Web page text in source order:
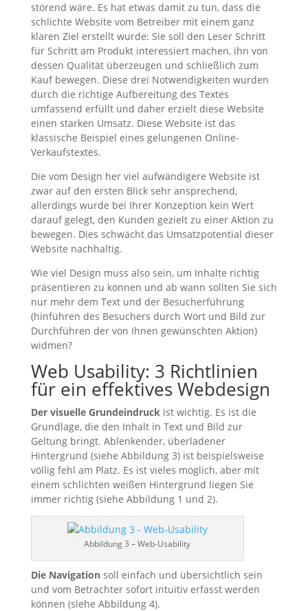
störend wäre. Es hat etwas damit zu tun, dass die
schlichte Website vom Betreiber mit einem ganz
klaren Ziel erstellt wurde: Sie soll den Leser Schritt
für Schritt am Produkt interessiert machen, ihn von
dessen Qualität überzeugen und schließlich zum
Kauf bewegen. Diese drei Notwendigkeiten wurden
durch die richtige Aufbereitung des Textes
umfassend erfüllt und daher erzielt diese Website
einen starken Umsatz. Diese Website ist das
klassische Beispiel eines gelungenen Online-
Verkaufstextes.
Die vom Design her viel aufwändigere Website ist
zwar auf den ersten Blick sehr ansprechend,
allerdings wurde bei Ihrer Konzeption kein Wert
darauf gelegt, den Kunden gezielt zu einer Aktion zu
bewegen. Dies schwächt das Umsatzpotential dieser
Website nachhaltig.
Wie viel Design muss also sein, um Inhalte richtig
präsentieren zu können und ab wann sollten Sie sich
nur mehr dem Text und der Besucherführung
(hinführen des Besuchers durch Wort und Bild zur
Durchführen der von Ihnen gewünschten Aktion)
widmen?
Web Usability: 3 Richtlinien
für ein effektives Webdesign
Der visuelle Grundeindruckist wichtig. Es ist die
Grundlage, die den Inhalt in Text und Bild zur
Geltung bringt. Ablenkender, überladener
Hintergrund (siehe Abbildung 3) ist beispielsweise
völlig fehl am Platz. Es ist vieles möglich, aber mit
einem schlichten weißen Hintergrund liegen Sie
immer richtig (siehe Abbildung 1 und 2).
Abbildung 3 – Web-Usability
Die Navigationsoll einfach und übersichtlich sein
und vom Betrachter sofort intuitiv erfasst werden
können (siehe Abbildung 4).